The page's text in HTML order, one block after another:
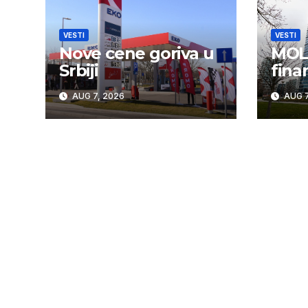
VESTI
Nove cene goriva u
Srbiji
AUG 7, 2026
VESTI
AUG